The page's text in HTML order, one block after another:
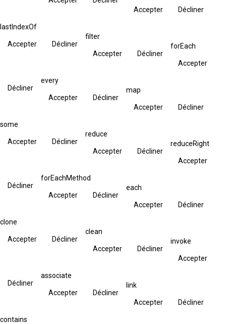
Accepter
Décliner
lastIndexOf
Accepter Décliner
filter
Accepter Décliner
forEach
Accepter
Décliner
every
Accepter Décliner
map
Accepter Décliner
some
Accepter Décliner
reduce
Accepter Décliner
reduceRight
Accepter
Décliner
forEachMethod
Accepter Décliner
each
Accepter Décliner
clone
Accepter Décliner
clean
Accepter Décliner
invoke
Accepter
Décliner
associate
Accepter Décliner
link
Accepter Décliner
contains